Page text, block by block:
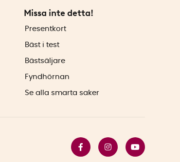
Missa inte detta!
Presentkort
Bäst i test
Bästsäljare
Fyndhörnan
Se alla smarta saker